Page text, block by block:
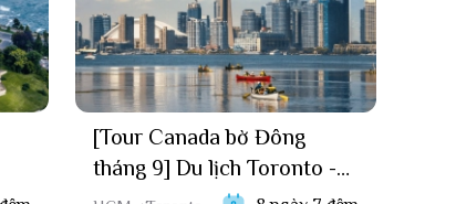
nghiệm khó quên
[Tour Canada bờ Đông
tháng 9] Du lịch Toronto -
Niagara Fall - Ottawa - Xứ